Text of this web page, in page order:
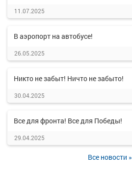
11.07.2025
В аэропорт на автобусе!
26.05.2025
Никто не забыт! Ничто не забыто!
30.04.2025
Все для фронта! Все для Победы!
29.04.2025
Все новости »